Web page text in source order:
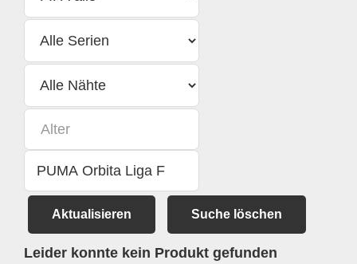
Aktualisieren Suche löschen
Leider konnte kein Produkt gefunden